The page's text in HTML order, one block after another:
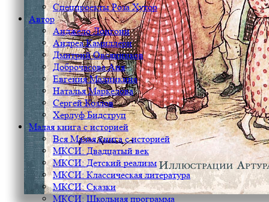
Спецпроекты Роза Хутор
Автор
Анджело Лонгони
Андреа Камиллери
Дмитрий Овсянников
Доброчасова Аня
Евгения Малинкина
Наталья Маркелова
Сергей Козлов
Херлуф Бидструп
Малая книга с историей
Вся Малая книга с историей
МКСИ: Двадцатый век
МКСИ: Детский реализм
МКСИ: Классическая литература
МКСИ: Сказки
МКСИ: Школьная программа